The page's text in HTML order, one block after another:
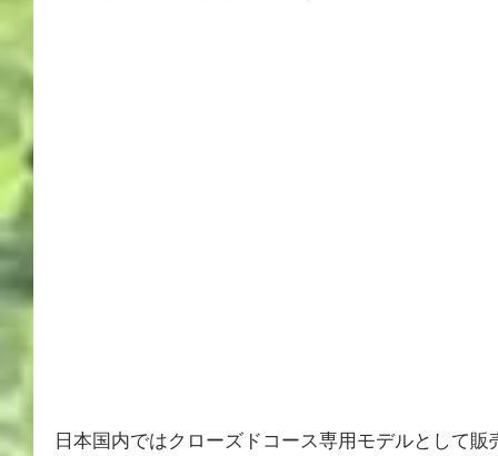
日本国内ではクローズドコース専用モデルとして